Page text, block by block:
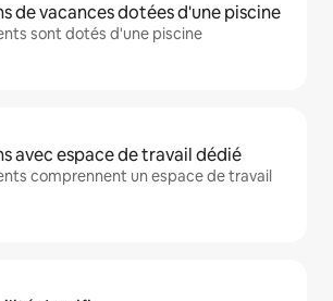
de vacances dotées d'une piscine
sont dotés d'une piscine
avec espace de travail dédié
comprennent un espace de travail